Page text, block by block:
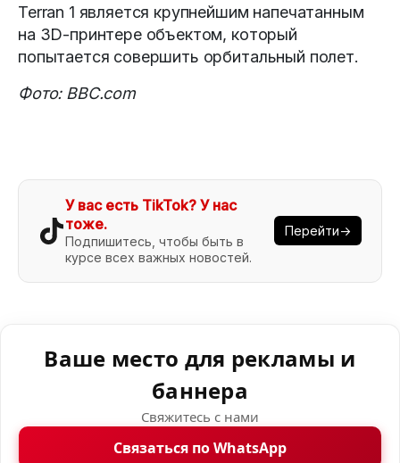
Terran 1 является крупнейшим напечатанным
на 3D-принтере объектом, который
попытается совершить орбитальный полет.
Фото: BBC.com
У вас есть TikTok? У нас
тоже.
Подпишитесь, чтобы быть в
курсе всех важных новостей.
Перейти→
Ваше место для рекламы и
баннера
Свяжитесь с нами
Связаться по WhatsApp